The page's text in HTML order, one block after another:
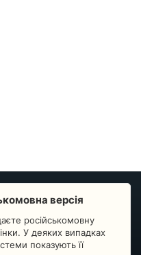
изменений
версія
російськомовну
У деяких випадках
показують її